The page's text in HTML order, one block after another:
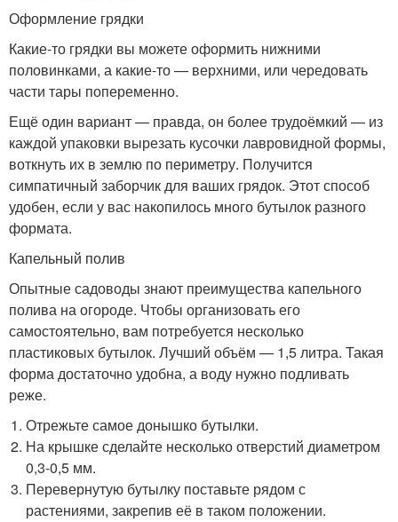
Оформление грядки
Какие-то грядки вы можете оформить нижними
половинками, а какие-то — верхними, или чередовать
части тары попеременно.
Ещё один вариант — правда, он более трудоёмкий — из
каждой упаковки вырезать кусочки лавровидной формы,
воткнуть их в землю по периметру. Получится
симпатичный заборчик для ваших грядок. Этот способ
удобен, если у вас накопилось много бутылок разного
формата.
Капельный полив
Опытные садоводы знают преимущества капельного
полива на огороде. Чтобы организовать его
самостоятельно, вам потребуется несколько
пластиковых бутылок. Лучший объём — 1,5 литра. Такая
форма достаточно удобна, а воду нужно подливать
реже.
Отрежьте самое донышко бутылки.
На крышке сделайте несколько отверстий диаметром
0,3-0,5 мм.
Перевернутую бутылку поставьте рядом с
растениями, закрепив её в таком положении.